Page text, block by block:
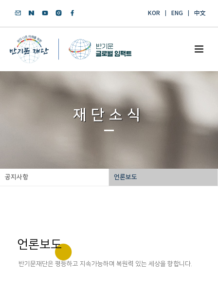
KOR ENG 中文
재단소식
공지사항 언론보도
언론보도
반기문재단은 평등하고 지속가능하며 복원력 있는 세상을 향합니다.